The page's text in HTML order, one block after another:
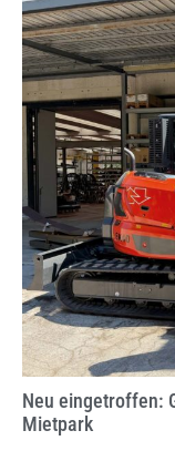
Neu eingetroffen:
Mietpark